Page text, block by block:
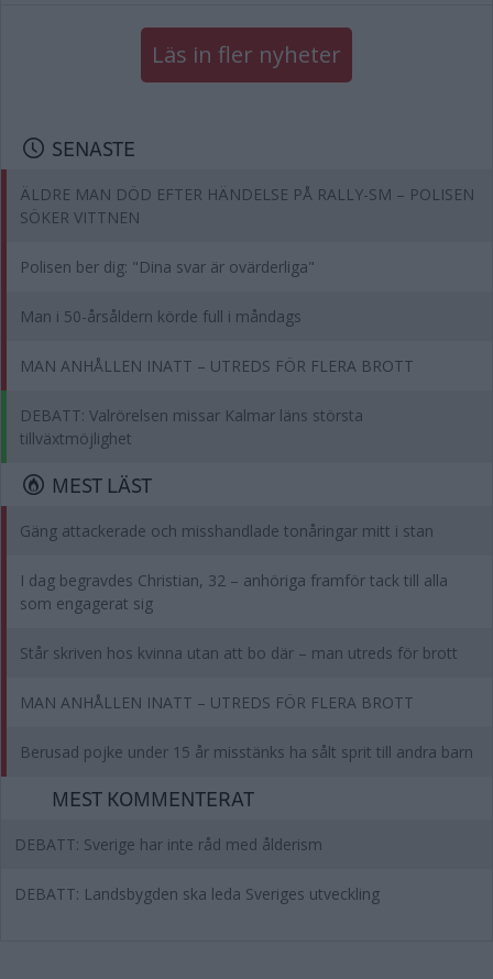
Läs in fler nyheter
SENASTE
ÄLDRE MAN DÖD EFTER HÄNDELSE PÅ RALLY-SM – POLISEN
SÖKER VITTNEN
Polisen ber dig: "Dina svar är ovärderliga"
Man i 50-årsåldern körde full i måndags
MAN ANHÅLLEN INATT – UTREDS FÖR FLERA BROTT
DEBATT: Valrörelsen missar Kalmar läns största
tillväxtmöjlighet
MEST LÄST
Gäng attackerade och misshandlade tonåringar mitt i stan
I dag begravdes Christian, 32 – anhöriga framför tack till alla
som engagerat sig
Står skriven hos kvinna utan att bo där – man utreds för brott
MAN ANHÅLLEN INATT – UTREDS FÖR FLERA BROTT
Berusad pojke under 15 år misstänks ha sålt sprit till andra barn
MEST KOMMENTERAT
DEBATT: Sverige har inte råd med ålderism
DEBATT: Landsbygden ska leda Sveriges utveckling